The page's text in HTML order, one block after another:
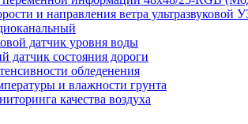
и направления ветра ультразвуковой
датчик уровня воды
датчик состояния дороги
обледенения
и влажности грунта
качества воздуха